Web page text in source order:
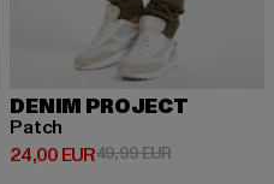
EUR
DENIM PROJECT
Patch
24,00 EUR
Derzeitiger Preis: 24,00 EUR
49,99 EURAktionspreis: